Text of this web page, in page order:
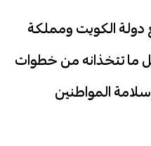
دولة الكويت ومملكة
ما تتخذانه من خطوات
المواطنين